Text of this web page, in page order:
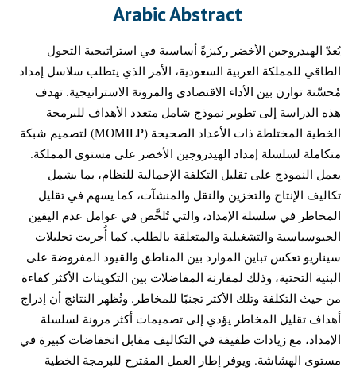
Arabic Abstract
يُعدّ الهيدروجين الأخضر ركيزةً أساسية في استراتيجية التحول
الطاقي للمملكة العربية السعودية، الأمر الذي يتطلب سلاسل إمداد
مُحسّنة توازن بين الأداء الاقتصادي والمرونة الاستراتيجية. تهدف
هذه الدراسة إلى تطوير نموذج شامل متعدد الأهداف للبرمجة
الخطية المختلطة ذات الأعداد الصحيحة (MOMILP) لتصميم شبكة
متكاملة لسلسلة إمداد الهيدروجين الأخضر على مستوى المملكة.
يعمل النموذج على تقليل التكلفة الإجمالية للنظام، بما يشمل
تكاليف الإنتاج والتخزين والنقل والمنشآت، كما يسهم في تقليل
المخاطر في سلسلة الإمداد، والتي تُلخَّص في عوامل عدم اليقين
الجيوسياسية والتشغيلية والمتعلقة بالطلب. كما أُجريت تحليلات
سيناريو تعكس تباين الموارد بين المناطق والقيود المفروضة على
البنية التحتية، وذلك لمقارنة المفاضلات بين التكوينات الأكثر كفاءة
من حيث التكلفة وتلك الأكثر تجنبًا للمخاطر. وتُظهر النتائج أن إدراج
أهداف تقليل المخاطر يؤدي إلى تصميمات أكثر مرونة لسلسلة
الإمداد، مع زيادات طفيفة في التكاليف مقابل انخفاضات كبيرة في
مستوى الهشاشة. ويوفر إطار العمل المقترح للبرمجة الخطية